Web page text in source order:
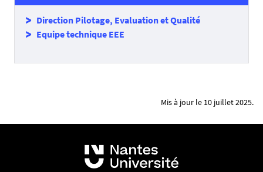
Direction Pilotage, Evaluation et Qualité
Equipe technique EEE
Mis à jour le 10 juillet 2025.